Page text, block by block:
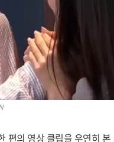
편의 영상 클립을 우연히